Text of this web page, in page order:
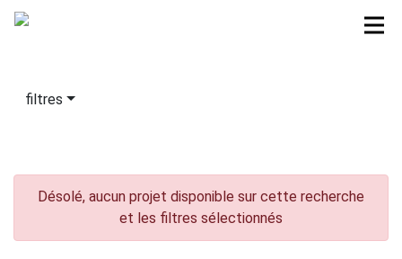
filtres
Désolé, aucun projet disponible sur cette recherche
et les filtres sélectionnés